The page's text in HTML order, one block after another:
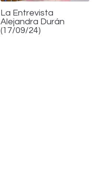
La Entrevista
Alejandra Durán
(17/09/24)